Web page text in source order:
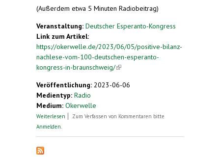
(Außerdem etwa 5 Minuten Radiobeitrag)
Veranstaltung: Deutscher Esperanto-Kongress
Link zum Artikel:
https://okerwelle.de/2023/06/05/positive-bilanz-
nachlese-vom-100-deutschen-esperanto-
kongress-in-braunschweig/(link is external)
Veröffentlichung: 2023-06-06
Medientyp: Radio
Medium: Okerwelle
Weiterlesen über Positive Bilanz: Nachlese vom 100.
Zum Verfassen von Kommentaren bitte
Anmelden